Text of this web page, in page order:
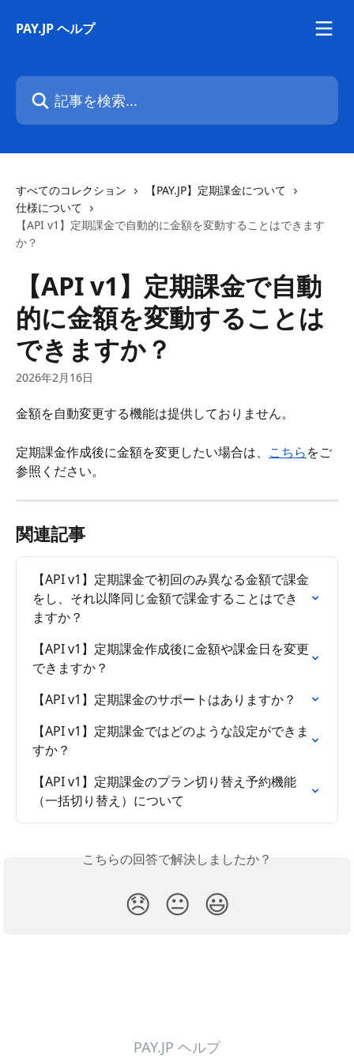
PAY.JP ヘルプ
記事を検索...
すべてのコレクション
【PAY.JP】定期課金について
仕様について
【API v1】定期課金で自動的に金額を変動することはできます
か？
【API v1】定期課金で自動
的に金額を変動することは
できますか？
2026年2月16日
金額を自動変更する機能は提供しておりません。
定期課金作成後に金額を変更したい場合は、 こちらをご
参照ください。
関連記事
【API v1】定期課金で初回のみ異なる金額で課金
をし、それ以降同じ金額で課金することはでき
ますか？
【API v1】定期課金作成後に金額や課金日を変更
できますか？
【API v1】定期課金のサポートはありますか？
【API v1】定期課金ではどのような設定ができま
すか？
【API v1】定期課金のプラン切り替え予約機能
（一括切り替え）について
こちらの回答で解決しましたか？
😞 😐 😃
PAY.JP ヘルプ